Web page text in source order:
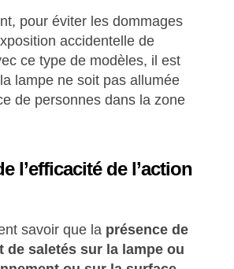
pour éviter les dommages
accidentelle de
ce type de modèles, il est
lampe ne soit pas allumée
de personnes dans la zone
l’efficacité de l’action
savoir que la présence de
de saletés sur la lampe ou